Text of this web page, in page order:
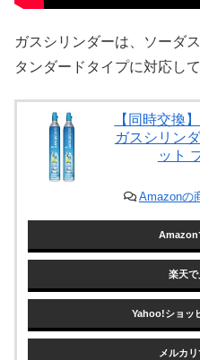
ガスシリンダーは、ソーダ
タンダードタイプに対応して
【同時交換
ガスシリン
ット
Amazonの
Amazon
楽天で
Yahoo!ショッ
メルカ